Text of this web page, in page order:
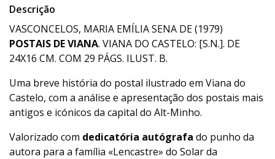
Descrição
VASCONCELOS, MARIA EMÍLIA SENA DE (1979)
POSTAIS DE VIANA. VIANA DO CASTELO: [S.N.]. DE
24X16 CM. COM 29 PÁGS. ILUST. B.
Uma breve história do postal ilustrado em Viana do
Castelo, com a análise e apresentação dos postais mais
antigos e icónicos da capital do Alt-Minho.
Valorizado com dedicatória autógrafa do punho da
autora para a família «Lencastre» do Solar da